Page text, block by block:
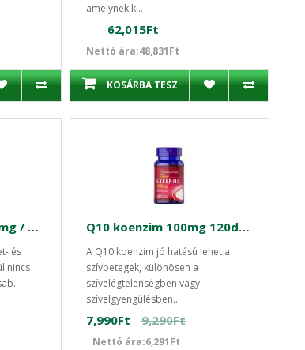
amelynek ki..
62,015Ft
Nettó ára:48,831Ft
KOSÁRBA TESZ
MSM tabletta 1500 mg / 120 tabletta Swanson
és
nincs
Q10 koenzim 100mg 120db kapszula Puritan's
A Q10 koenzim jó hatású lehet a
szívbetegek, különösen a
szívelégtelenségben vagy
szívelgyengülésben..
7,990Ft 9,290Ft
Nettó ára:6,291Ft